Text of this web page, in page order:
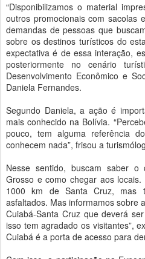
“Disponibilizamos o material
outros promocionais com sacolas
demandas de pessoas que
sobre os destinos turísticos do
expectativa é de essa interação,
posteriormente no cenário
Desenvolvimento Econômico e
Daniela Fernandes.
Segundo Daniela, a ação é
mais conhecido na Bolívia.
pouco, tem alguma referência
conhecem nada”, frisou a
Nesse sentido, buscam saber
Grosso e como chegar aos
1000 km de Santa Cruz, mas
asfaltados. Mas informamos sobre
Cuiabá-Santa Cruz que deverá
isso tem agradado os visitantes”,
Cuiabá é a porta de acesso para